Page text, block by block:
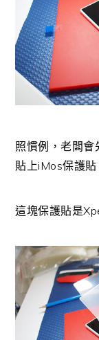
照慣例，老闆
貼上iMos保護貼
這塊保護貼是